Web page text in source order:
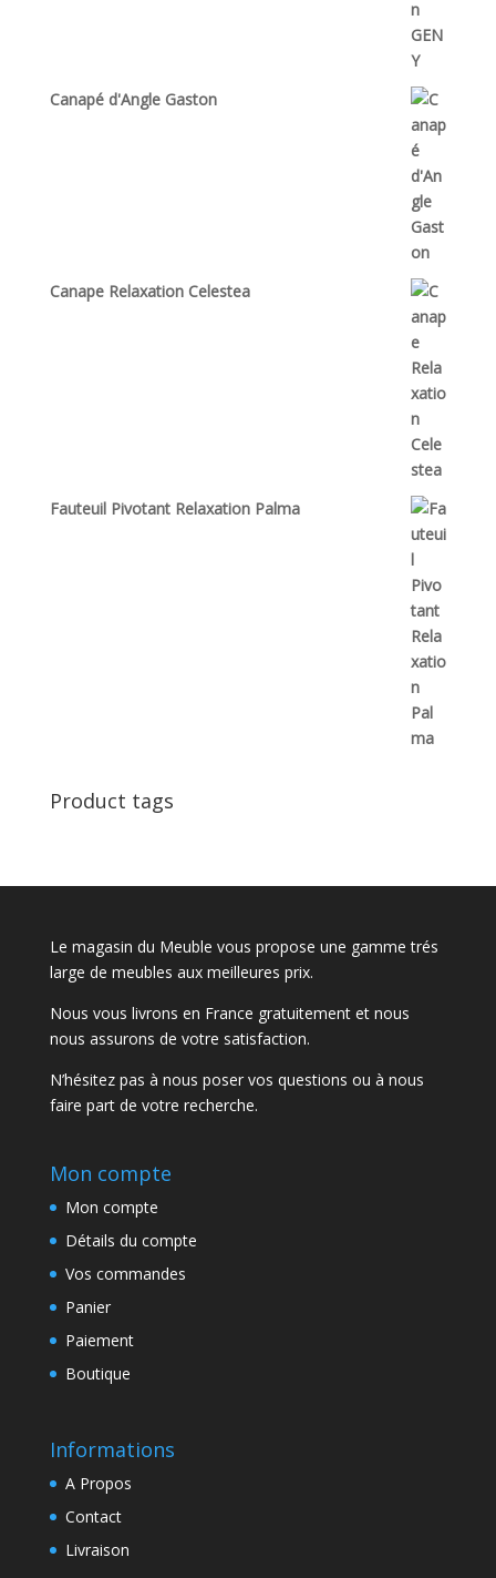
Canapé d'Angle Gaston
Canape Relaxation Celestea
Fauteuil Pivotant Relaxation Palma
Product tags
Le magasin du Meuble vous propose une gamme trés
large de meubles aux meilleures prix.
Nous vous livrons en France gratuitement et nous
nous assurons de votre satisfaction.
N’hésitez pas à nous poser vos questions ou à nous
faire part de votre recherche.
Mon compte
Mon compte
Détails du compte
Vos commandes
Panier
Paiement
Boutique
Informations
A Propos
Contact
Livraison